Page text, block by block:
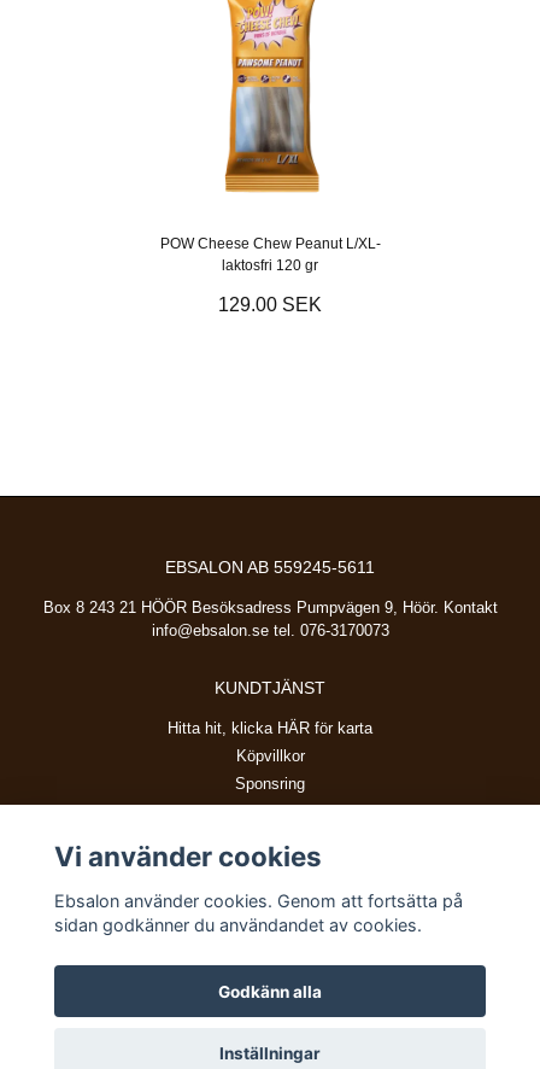
POW Cheese Chew Peanut L/XL-
laktosfri 120 gr
129.00 SEK
EBSALON AB 559245-5611
Box 8 243 21 HÖÖR Besöksadress Pumpvägen 9, Höör. Kontakt
info@ebsalon.setel. 076-3170073
KUNDTJÄNST
Hitta hit, klicka HÄR för karta
Köpvillkor
Sponsring
BETALSÄTT
Vi använder cookies
Ebsalon använder cookies. Genom att fortsätta på
sidan godkänner du användandet av cookies.
Godkänn alla
Inställningar